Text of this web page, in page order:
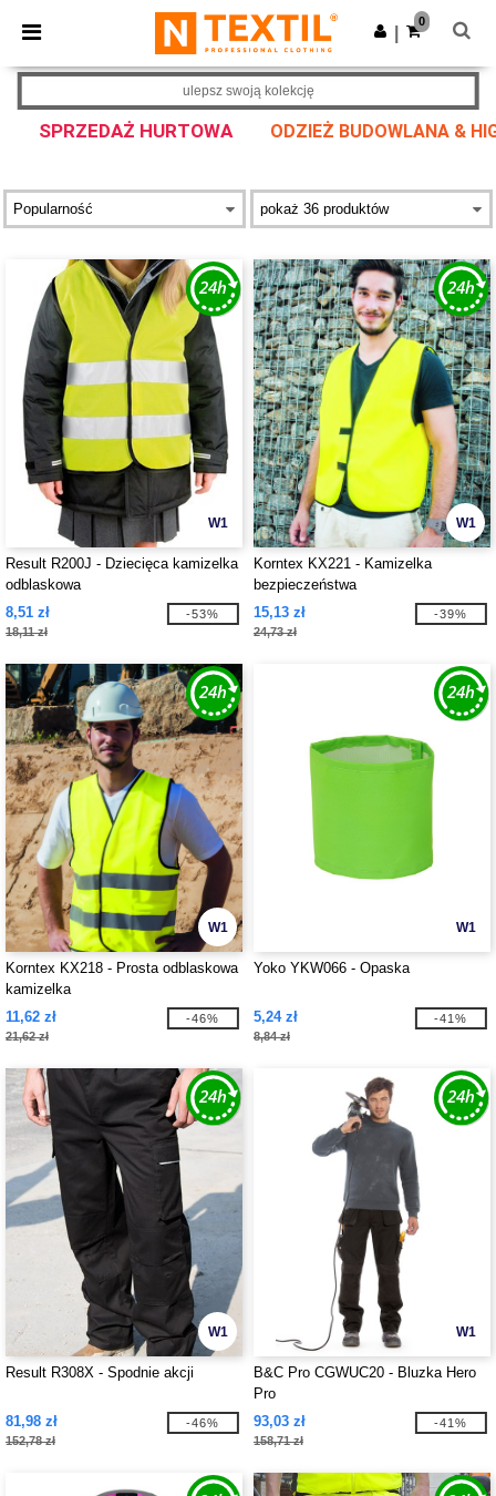
× Aplikacja Ntextil
Lepsze ceny w aplikacji!
Pobierz app
0
SPRZEDAŻ HURTOWA ODZIEŻ BUDOWLANA &
ulepsz swoją kolekcję
W1
Result R200J - Dziecięca kamizelka
odblaskowa
8,51 zł
18,11 zł
-53%
W1
Korntex KX221 - Kamizelka
bezpieczeństwa
15,13 zł
24,73 zł
-39%
W1
Korntex KX218 - Prosta odblaskowa
kamizelka
11,62 zł
21,62 zł
-46%
W1
Yoko YKW066 - Opaska
5,24 zł
8,84 zł
-41%
W1
Result R308X - Spodnie akcji
81,98 zł
152,78 zł
-46%
W1
B&C Pro CGWUC20 - Bluzka Hero
Pro
93,03 zł
158,71 zł
-41%